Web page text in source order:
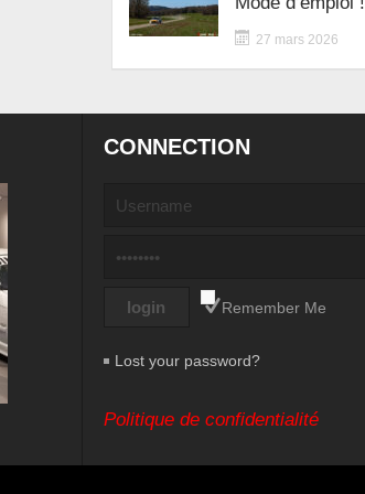
27 mars 2026
CONNECTION
Remember Me
Lost your password?
Politique de confidentialité